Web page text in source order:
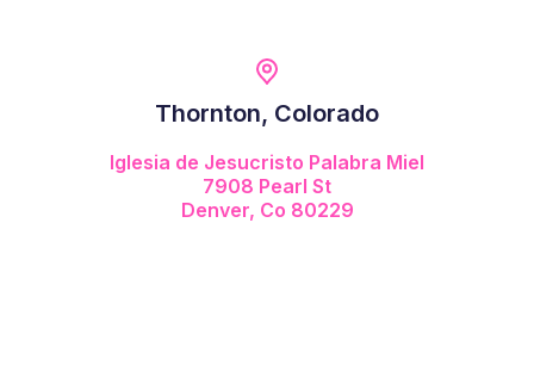
Thornton, Colorado
Iglesia de Jesucristo Palabra Miel
7908 Pearl St
Denver, Co 80229